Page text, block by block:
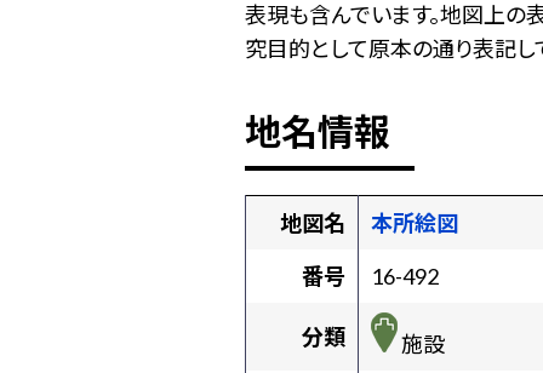
表現も含んでいます。地図上の
究目的として原本の通り表記し
地名情報
地図名
本所絵図
番号
16-492
分類
施設